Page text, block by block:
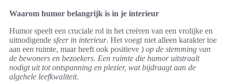
Waarom humor belangrijk is in je interieur
Humor speelt een cruciale rol in het creëren van een vrolijke en
uitnodigende sfeer in interieur. Het voegt niet alleen karakter toe
aan een ruimte, maar heeft ook positieve ) op de stemming van
de bewoners en bezoekers. Een ruimte die humor uitstraalt
nodigt uit tot ontspanning en plezier, wat bijdraagt aan de
algehele leefkwaliteit.